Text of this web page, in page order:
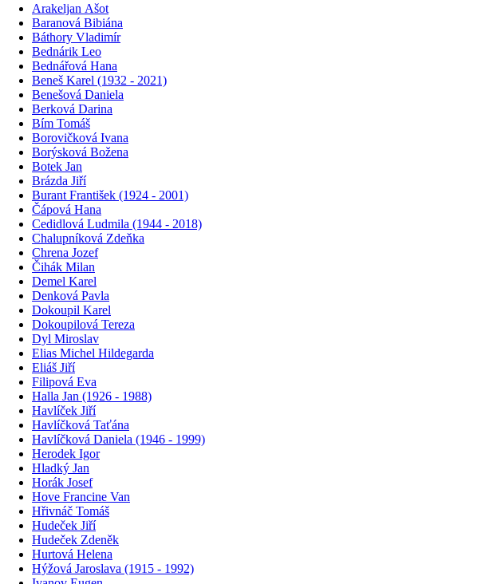
Arakeljan Ašot
Baranová Bibiána
Báthory Vladimír
Bednárik Leo
Bednářová Hana
Beneš Karel (1932 - 2021)
Benešová Daniela
Berková Darina
Bím Tomáš
Borovičková Ivana
Borýsková Božena
Botek Jan
Brázda Jiří
Burant František (1924 - 2001)
Čápová Hana
Cedidlová Ludmila (1944 - 2018)
Chalupníková Zdeňka
Chrena Jozef
Čihák Milan
Demel Karel
Denková Pavla
Dokoupil Karel
Dokoupilová Tereza
Dyl Miroslav
Elias Michel Hildegarda
Eliáš Jiří
Filipová Eva
Halla Jan (1926 - 1988)
Havlíček Jiří
Havlíčková Taťána
Havlíčková Daniela (1946 - 1999)
Herodek Igor
Hladký Jan
Horák Josef
Hove Francine Van
Hřivnáč Tomáš
Hudeček Jiří
Hudeček Zdeněk
Hurtová Helena
Hýžová Jaroslava (1915 - 1992)